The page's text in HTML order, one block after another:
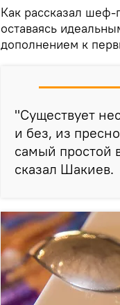
Как рассказал шеф-
оставаясь
дополнением к
"Существует
и без, из
самый простой
сказал Шакиев.